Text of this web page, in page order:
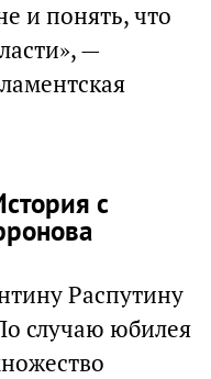
и понять, что
—
с
Распутину
случаю юбилея